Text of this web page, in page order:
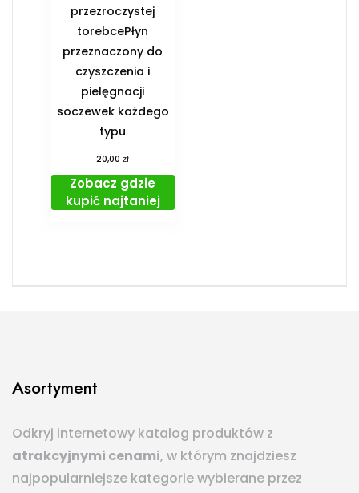
przezroczystej
torebcePłyn
przeznaczony do
czyszczenia i
pielęgnacji
soczewek każdego
typu
20,00zł
Zobacz gdzie
kupić najtaniej
Asortyment
Odkryj internetowy katalog produktów z
atrakcyjnymi cenami, w którym znajdziesz
najpopularniejsze kategorie wybierane przez